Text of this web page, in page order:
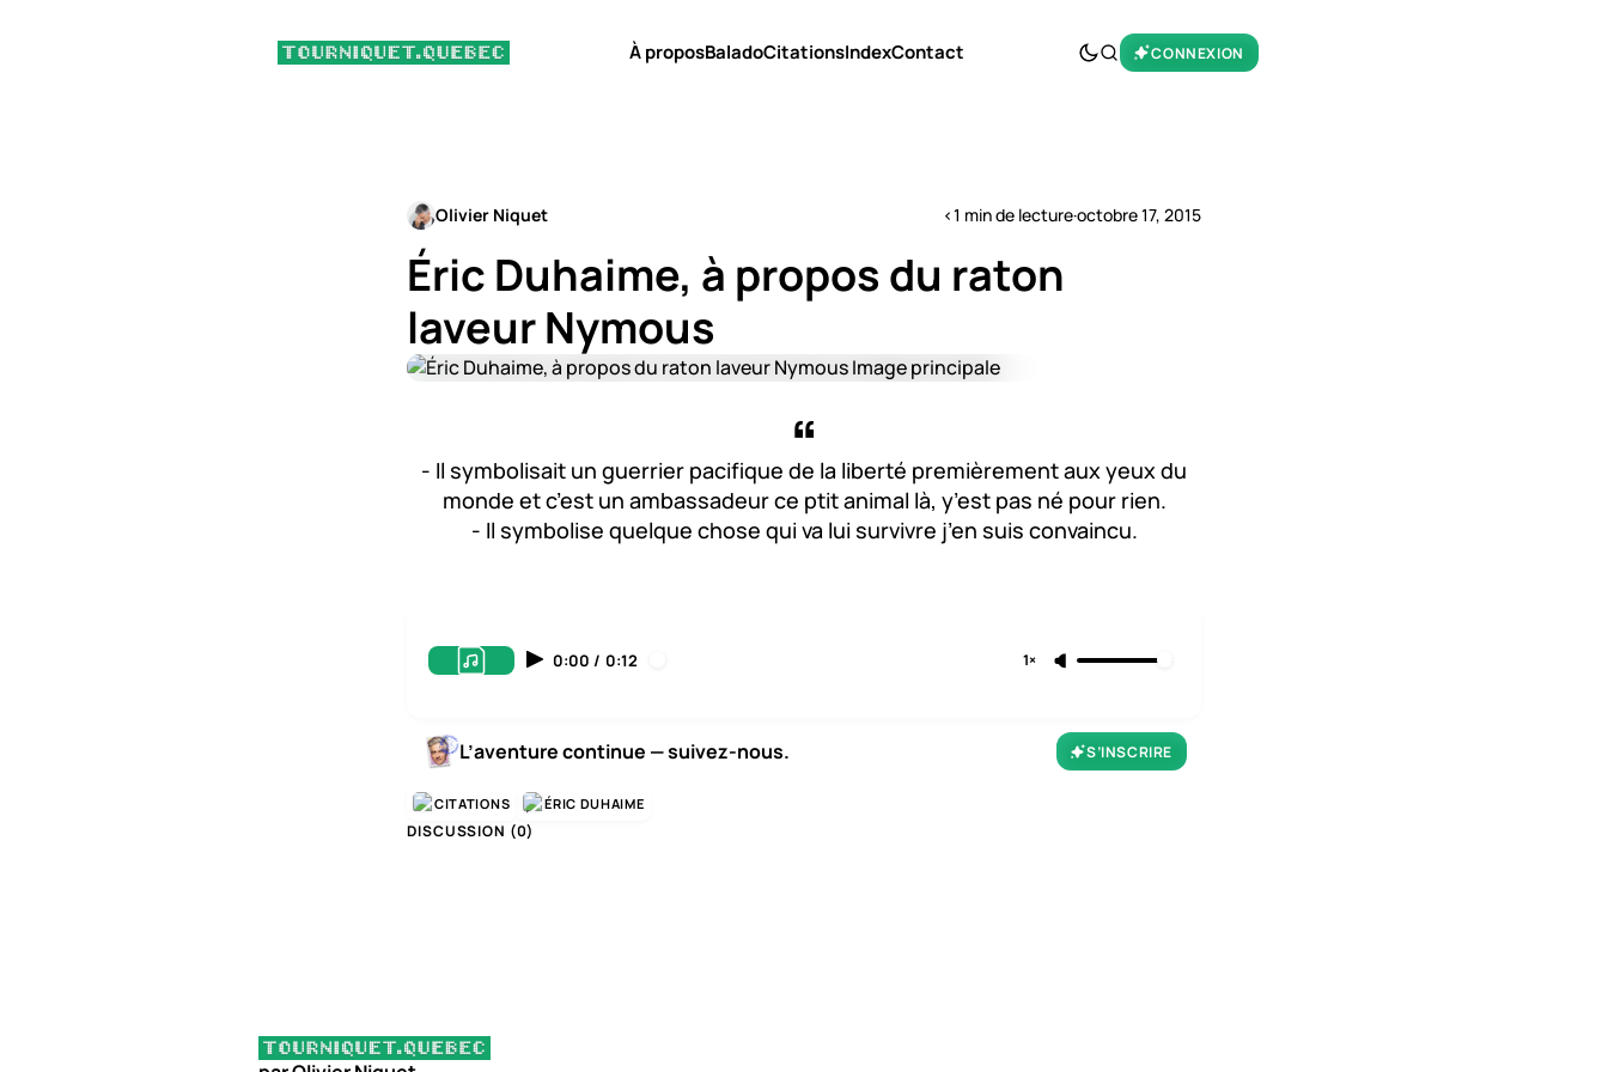
À proposBaladoCitationsIndexContact CONNEXION
Olivier Niquet <1 min de lecture·octobre 17, 2015
Éric Duhaime, à propos du raton
laveur Nymous
- Il symbolisait un guerrier pacifique de la liberté premièrement aux yeux du
monde et c’est un ambassadeur ce ptit animal là, y’est pas né pour rien.
- Il symbolise quelque chose qui va lui survivre j’en suis convaincu.
0:00 / 0:12 1×
L’aventure continue — suivez-nous. S’INSCRIRE
CITATIONS ÉRIC DUHAIME
DISCUSSION (0)